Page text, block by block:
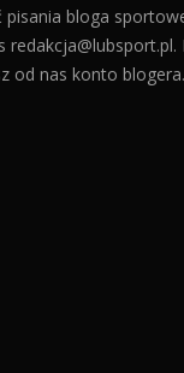
pisania bloga
redakcja@lubsport.pl.
od nas konto blogera.